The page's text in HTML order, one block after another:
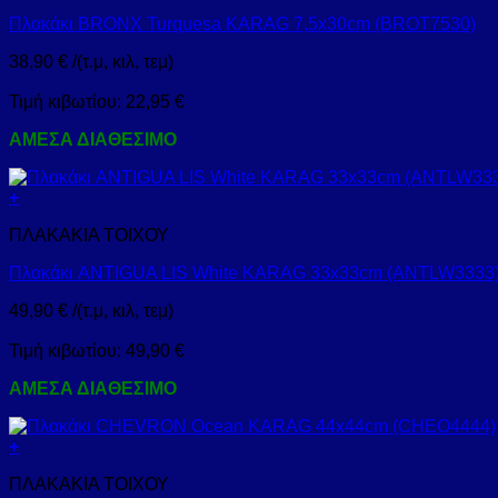
Πλακάκι BRONX Turquesa KARAG 7,5x30cm (BROT7530)
38,90 € /(τ.μ, κιλ, τεμ)
Τιμή κιβωτίου: 22,95 €
ΑΜΕΣΑ ΔΙΑΘΕΣΙΜΟ
+
ΠΛΑΚΑΚΙΑ ΤΟΙΧΟΥ
Πλακάκι ANTIGUA LIS White KARAG 33x33cm
49,90 € /(τ.μ, κιλ, τεμ)
Τιμή κιβωτίου: 49,90 €
ΑΜΕΣΑ ΔΙΑΘΕΣΙΜΟ
+
ΠΛΑΚΑΚΙΑ ΤΟΙΧΟΥ